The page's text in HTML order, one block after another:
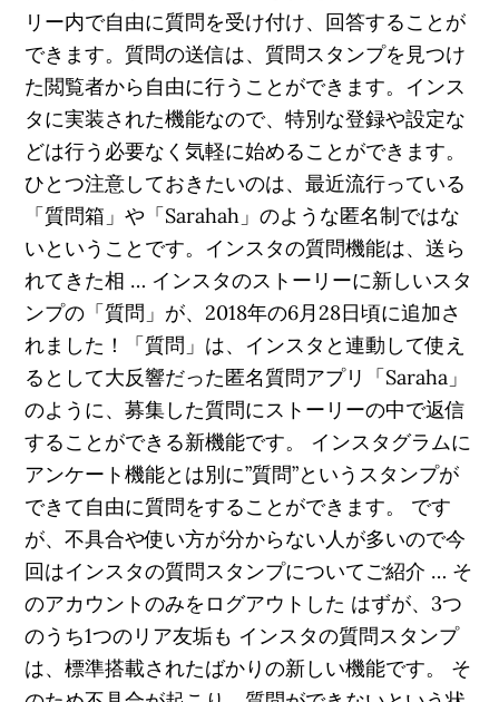
リー内で自由に質問を受け付け、回答することが
できます。質問の送信は、質問スタンプを見つけ
た閲覧者から自由に行うことができます。インス
タに実装された機能なので、特別な登録や設定な
どは行う必要なく気軽に始めることができます。
ひとつ注意しておきたいのは、最近流行っている
「質問箱」や「Sarahah」のような匿名制ではな
いということです。インスタの質問機能は、送ら
れてきた相 … インスタのストーリーに新しいスタ
ンプの「質問」が、2018年の6月28日頃に追加さ
れました！「質問」は、インスタと連動して使え
るとして大反響だった匿名質問アプリ「Saraha」
のように、募集した質問にストーリーの中で返信
することができる新機能です。 インスタグラムに
アンケート機能とは別に”質問”というスタンプが
できて自由に質問をすることができます。 です
が、不具合や使い方が分からない人が多いので今
回はインスタの質問スタンプについてご紹介 … そ
のアカウントのみをログアウトした はずが、3つ
のうち1つのリア友垢も インスタの質問スタンプ
は、標準搭載されたばかりの新しい機能です。 そ